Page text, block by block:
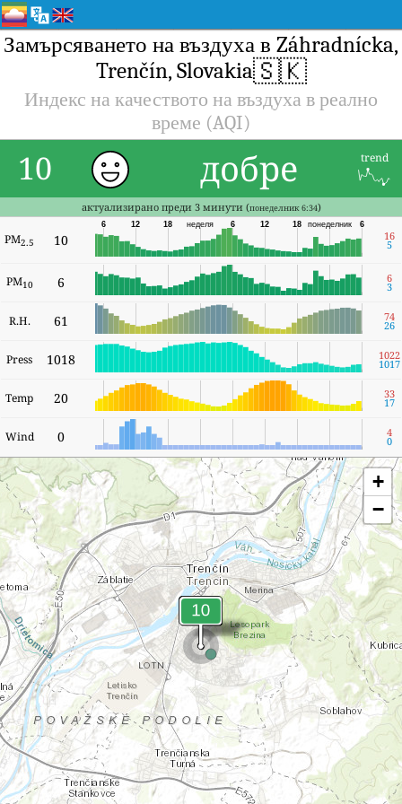
Замърсяването на въздуха в Záhradnícka,
Trenčín, Slovakia🇸🇰
Индекс на качеството на въздуха в реално
време (AQI)
10 добре trend
актуализирано преди 3 минути (понеделник 6:34)
PM2.5 10
6
понеделник
18
12
6
неделя
18
12
6
16
5
PM10 6 6
3
R.H. 61 74
26
Press 1018 1022
1017
Temp 20 33
17
Wind 0 4
0
+
−